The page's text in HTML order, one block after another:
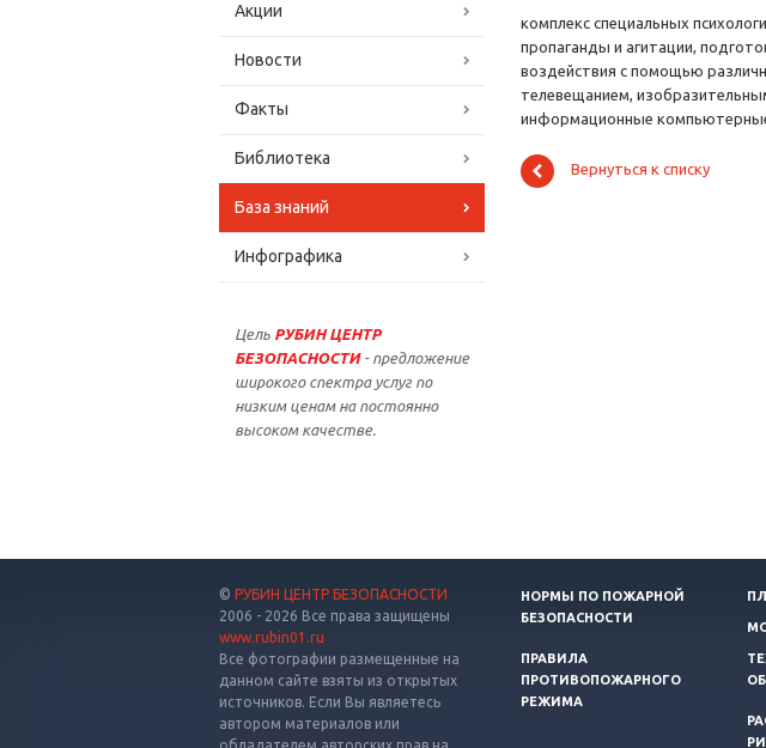
Акции
Новости
Факты
Библиотека
База знаний
Инфографика
Цель РУБИН ЦЕНТР
БЕЗОПАСНОСТИ - предложение
широкого спектра услуг по
низким ценам на постоянно
высоком качестве.
комплекс специальных
пропаганды и агитации,
воздействия с помощью
телевещанием,
информационные
Вернуться к списку
© РУБИН ЦЕНТР БЕЗОПАСНОСТИ
2006 - 2026 Все права защищены
www.rubin01.ru
Все фотографии размещенные на
данном сайте взяты из открытых
источников. Если Вы являетесь
автором материалов или
НОРМЫ ПО ПОЖАРНОЙ
БЕЗОПАСНОСТИ
ПРАВИЛА
ПРОТИВОПОЖАРНОГО
РЕЖИМА